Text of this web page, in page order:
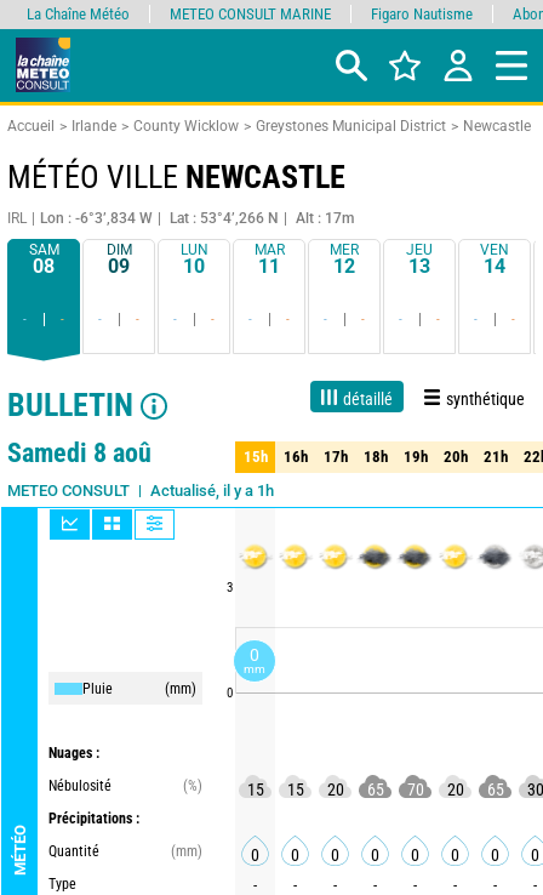
Accueil Irlande County Wicklow Greystones Municipal District Newcastle
MÉTÉO VILLE NEWCASTLE
IRL Lon : -6°3’,834 W Lat : 53°4’,266 N
Alt : 17m
SAM
08
- -
DIM
09
- -
LUN
10
- -
MAR
11
- -
MER
12
- -
JEU
13
- -
VEN
14
- -
BULLETIN détaillé synthétique
Live 1 jour 3 jours 15 jours Fiabilité 90%
Samedi 8 aoû
METEO CONSULT Actualisé, il y a 1h
MÉTÉO
Pluie (mm)
Nuages :
Nébulosité
(%)
Précipitations :
Quantité
(mm)
Type
3
0
15h 16h 17h 18h 19h 20h 21h
15h 16h 17h 18h 19h 20h 21h
15 15 20 65 70 20 65 30
0 0 0 0 0 0 0 0
- - - - - - - -
La Chaîne Météo METEO CONSULT MARINE Figaro Nautisme
0
mm